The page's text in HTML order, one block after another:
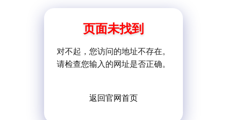
页面未找到
对不起，您访问的地址不存在。
请检查您输入的网址是否正确。
返回官网首页